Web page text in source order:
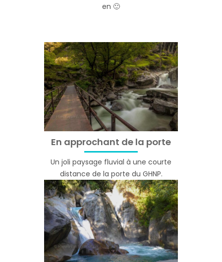
en 🙂
En approchant de la porte
Un joli paysage fluvial à une courte
distance de la porte du GHNP.